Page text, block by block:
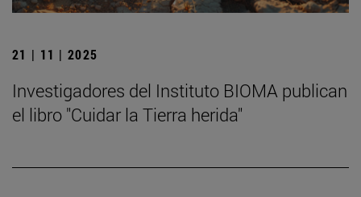
21 | 11 | 2025
Investigadores del Instituto BIOMA publican
el libro "Cuidar la Tierra herida"